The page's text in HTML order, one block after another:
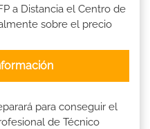
a Distancia el Centro de
sobre el precio
para conseguir el
de Técnico